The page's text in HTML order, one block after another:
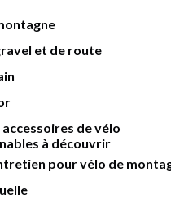
et de route
accessoires de vélo
à découvrir
pour vélo de